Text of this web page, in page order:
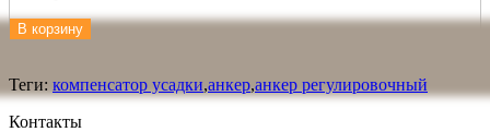
В корзину
Теги: компенсатор усадки,анкер,анкер регулировочный
Контакты